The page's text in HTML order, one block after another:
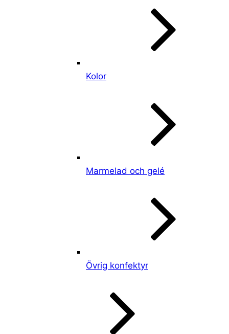
Kolor
Marmelad och gelé
Övrig konfektyr